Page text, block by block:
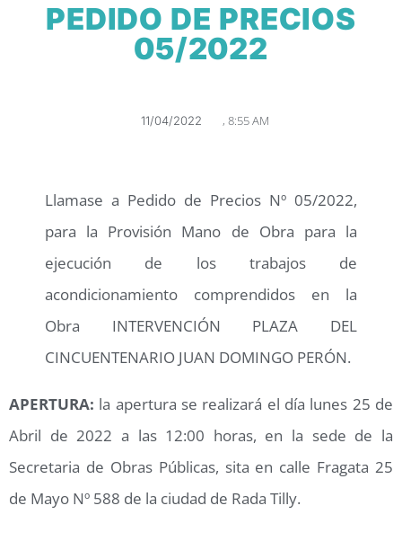
PEDIDO DE PRECIOS
05/2022
11/04/2022 , 8:55 AM
Llamase a Pedido de Precios Nº 05/2022,
para la Provisión Mano de Obra para la
ejecución de los trabajos de
acondicionamiento comprendidos en la
Obra INTERVENCIÓN PLAZA DEL
CINCUENTENARIO JUAN DOMINGO PERÓN.
APERTURA: la apertura se realizará el día lunes 25 de
Abril de 2022 a las 12:00 horas, en la sede de la
Secretaria de Obras Públicas, sita en calle Fragata 25
de Mayo Nº 588 de la ciudad de Rada Tilly.